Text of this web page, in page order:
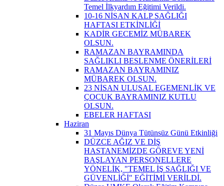
Temel İlkyardım Eğitimi Verildi.
10-16 NİSAN KALP SAĞLIĞI
HAFTASI ETKİNLİĞİ
KADİR GECEMİZ MÜBAREK
OLSUN.
RAMAZAN BAYRAMINDA
SAĞLIKLI BESLENME ÖNERİLERİ
RAMAZAN BAYRAMINIZ
MÜBAREK OLSUN.
23 NİSAN ULUSAL EGEMENLİK VE
ÇOCUK BAYRAMINIZ KUTLU
OLSUN.
EBELER HAFTASI
Haziran
31 Mayıs Dünya Tütünsüz Günü Etkinliği
DÜZCE AĞIZ VE DİŞ
HASTANEMİZDE GÖREVE YENİ
BAŞLAYAN PERSONELLERE
YÖNELİK, "TEMEL İŞ SAĞLIĞI VE
GÜVENLİĞİ" EĞİTİMİ VERİLDİ.